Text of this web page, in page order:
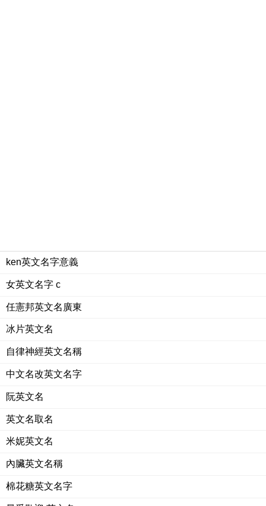
ken英文名字意義
女英文名字 c
任憲邦英文名廣東
冰片英文名
自律神經英文名稱
中文名改英文名字
阮英文名
英文名取名
米妮英文名
內臟英文名稱
棉花糖英文名字